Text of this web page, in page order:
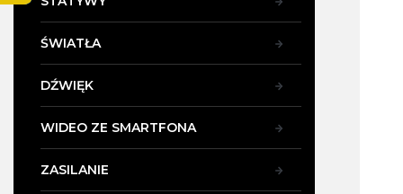
ŚWIATŁA
DŹWIĘK
WIDEO ZE SMARTFONA
ZASILANIE